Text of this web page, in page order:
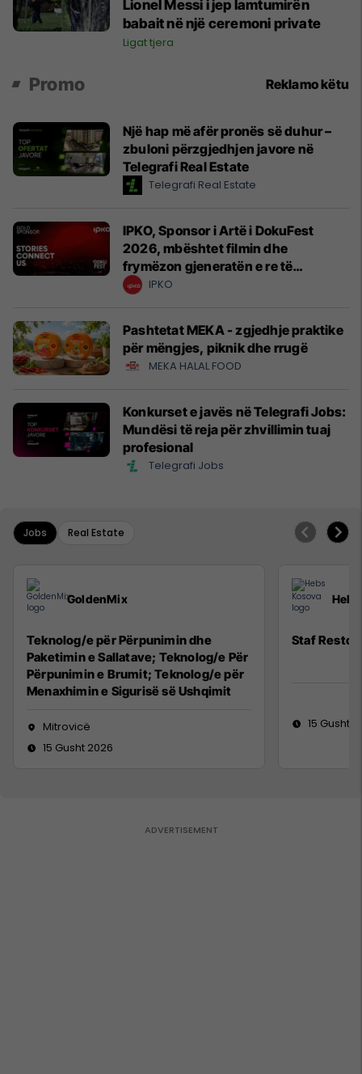
Lionel Messi i jep lamtumirën
babait në një ceremoni private
Ligat tjera
Promo Reklamo këtu
Një hap më afër pronës së duhur –
zbuloni përzgjedhjen javore në
Telegrafi Real Estate
Telegrafi Real Estate
IPKO, Sponsor i Artë i DokuFest
2026, mbështet filmin dhe
frymëzon gjeneratën e re të
krijuesve
IPKO
Pashtetat MEKA - zgjedhje praktike
për mëngjes, piknik dhe rrugë
MEKA HALAL FOOD
Konkurset e javës në Telegrafi Jobs:
Mundësi të reja për zhvillimin tuaj
profesional
Telegrafi Jobs
Jobs Real Estate
GoldenMix
Teknolog/e për Përpunimin dhe
Paketimin e Sallatave; Teknolog/e Për
Përpunimin e Brumit; Teknolog/e për
Menaxhimin e Sigurisë së Ushqimit
Mitrovicë
15 Gusht 2026
Staf
15 Gusht